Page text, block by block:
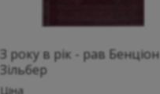
З року в рік - рав Бенціон
Зільбер
Ціна